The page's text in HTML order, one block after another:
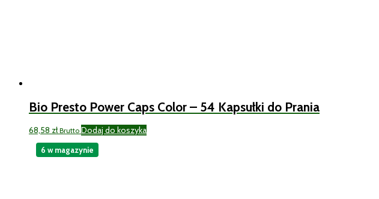
Bio Presto Power Caps Color – 54 Kapsułki do Prania
68,58 zł Brutto Dodaj do koszyka
6 w magazynie